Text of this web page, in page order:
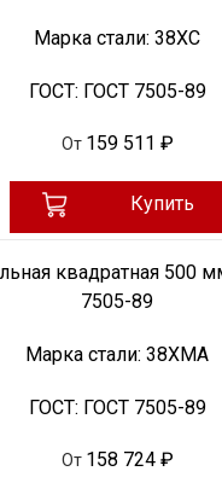
Марка стали: 38ХС
ГОСТ: ГОСТ 7505-89
От 159 511 ₽
Купить
квадратная 500
7505-89
Марка стали: 38ХМА
ГОСТ: ГОСТ 7505-89
От 158 724 ₽